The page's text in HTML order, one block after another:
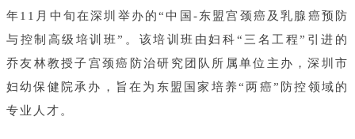
年11月中旬在深圳举办的“中国-东盟宫颈癌及乳腺癌预防
与控制高级培训班”。该培训班由妇科“三名工程”引进的
乔友林教授子宫颈癌防治研究团队所属单位主办，深圳市
妇幼保健院承办，旨在为东盟国家培养“两癌”防控领域的
专业人才。